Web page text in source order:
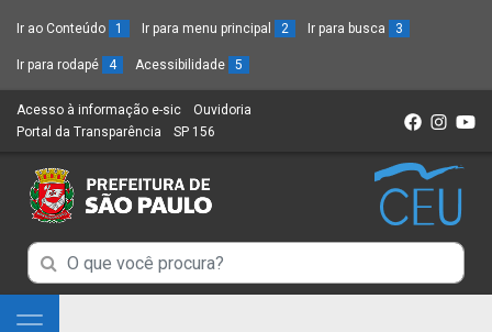
Ir ao Conteúdo 1 Ir para menu principal 2 Ir para busca 3
Ir para rodapé 4 Acessibilidade 5
Acesso à informação e-sic (Link
para
novo
sítio)
Ouvidoria
Portal da Transparência (Link
um
novo
SP 156
Campo
de
Campo
de
Mostra